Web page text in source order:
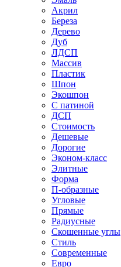
Акрил
Береза
Дерево
Дуб
ЛДСП
Массив
Пластик
Шпон
Экошпон
С патиной
ДСП
Стоимость
Дешевые
Дорогие
Эконом-класс
Элитные
Форма
П-образные
Угловые
Прямые
Радиусные
Скошенные углы
Стиль
Современные
Евро